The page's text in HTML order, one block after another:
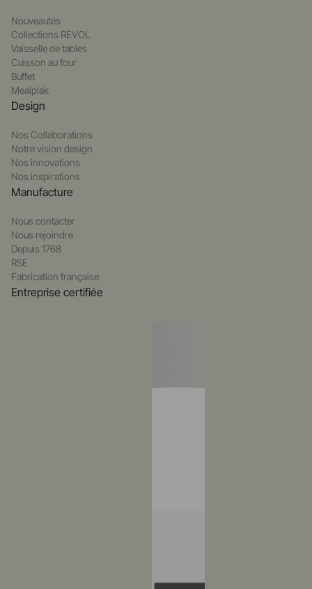
Nouveautés
Collections REVOL
Vaisselle de tables
Cuisson au four
Buffet
Mealplak
Design
Nos Collaborations
Notre vision design
Nos innovations
Nos inspirations
Manufacture
Nous contacter
Nous rejoindre
Depuis 1768
RSE
Fabrication française
Entreprise certifiée